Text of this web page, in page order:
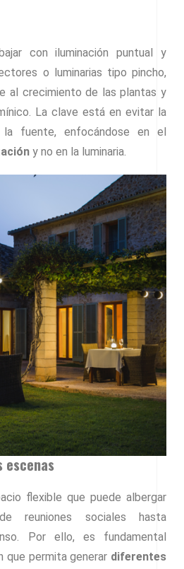
con iluminación puntual y
o luminarias tipo pincho,
al crecimiento de las plantas y
La clave está en evitar la
fuente, enfocándose en el
y no en la luminaria.
escenas
flexible que puede albergar
reuniones sociales hasta
Por ello, es fundamental
que permita generar diferentes